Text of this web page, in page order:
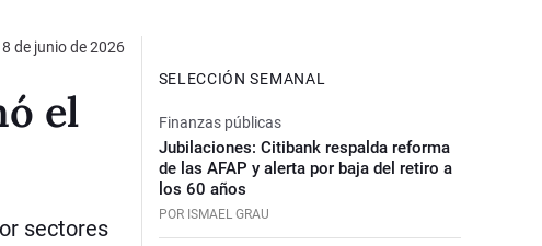
de junio de 2026
el
sectores
SELECCIÓN SEMANAL
Finanzas públicas
Jubilaciones: Citibank respalda reforma
de las AFAP y alerta por baja del retiro a
los 60 años
POR ISMAEL GRAU